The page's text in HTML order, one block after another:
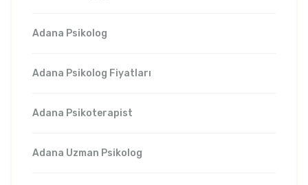
Adana Psikolog
Adana Psikolog Fiyatları
Adana Psikoterapist
Adana Uzman Psikolog